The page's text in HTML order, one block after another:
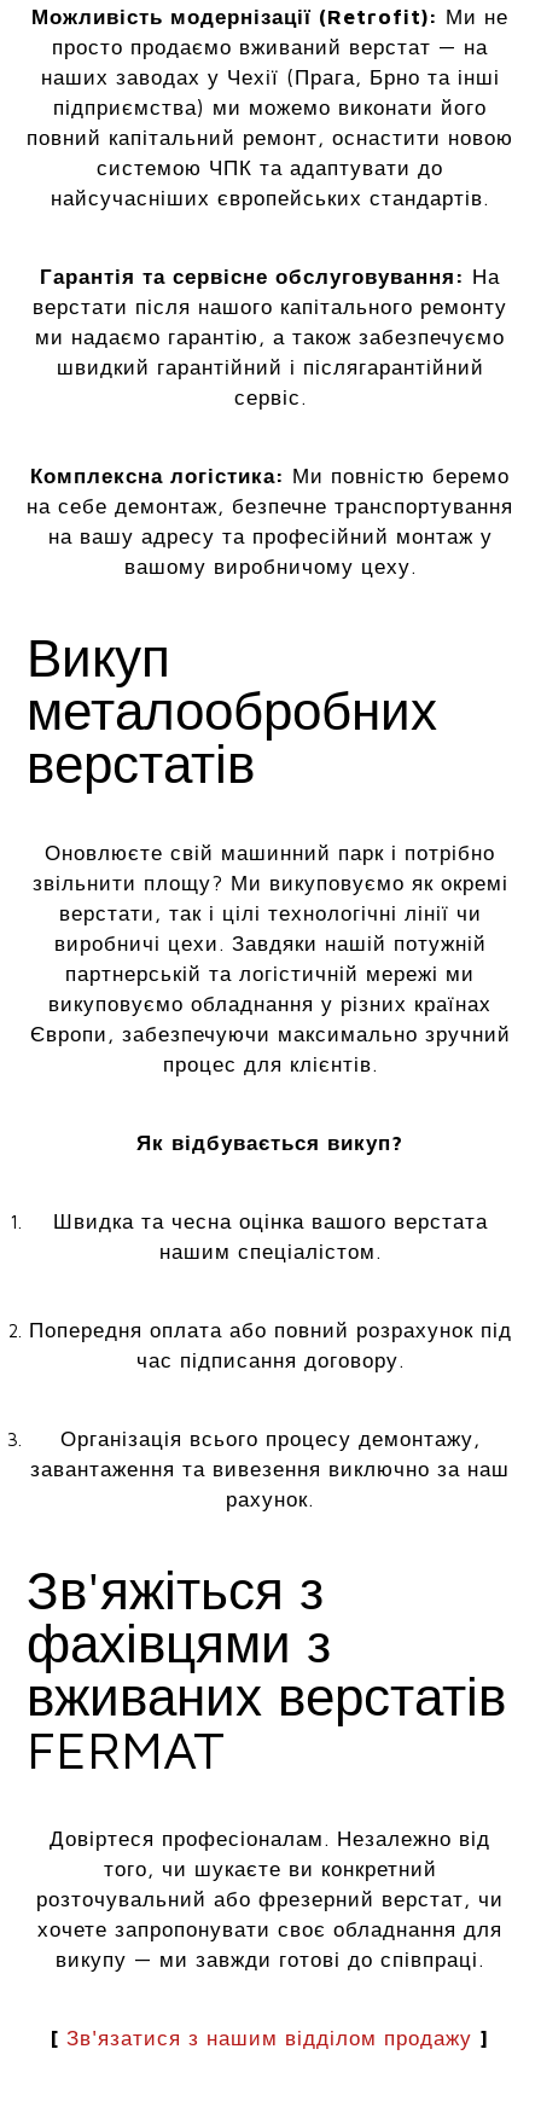
Можливість модернізації (Retrofit): Ми не
просто продаємо вживаний верстат — на
наших заводах у Чехії (Прага, Брно та інші
підприємства) ми можемо виконати його
повний капітальний ремонт, оснастити новою
системою ЧПК та адаптувати до
найсучасніших європейських стандартів.
Гарантія та сервісне обслуговування: На
верстати після нашого капітального ремонту
ми надаємо гарантію, а також забезпечуємо
швидкий гарантійний і післягарантійний
сервіс.
Комплексна логістика: Ми повністю беремо
на себе демонтаж, безпечне транспортування
на вашу адресу та професійний монтаж у
вашому виробничому цеху.
Викуп
металообробних
верстатів
Оновлюєте свій машинний парк і потрібно
звільнити площу? Ми викуповуємо як окремі
верстати, так і цілі технологічні лінії чи
виробничі цехи. Завдяки нашій потужній
партнерській та логістичній мережі ми
викуповуємо обладнання у різних країнах
Європи, забезпечуючи максимально зручний
процес для клієнтів.
Як відбувається викуп?
Швидка та чесна оцінка вашого верстата
нашим спеціалістом.
Попередня оплата або повний розрахунок під
час підписання договору.
Організація всього процесу демонтажу,
завантаження та вивезення виключно за наш
рахунок.
Зв'яжіться з
фахівцями з
вживаних верстатів
FERMAT
Довіртеся професіоналам. Незалежно від
того, чи шукаєте ви конкретний
розточувальний або фрезерний верстат, чи
хочете запропонувати своє обладнання для
викупу — ми завжди готові до співпраці.
[Зв'язатися з нашим відділом продажу ]